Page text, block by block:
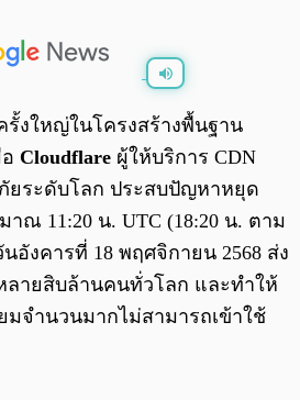
0:00
งใหญ่ในโครงสร้างพื้นฐาน
Cloudflare ผู้ให้บริการ CDN
ยระดับโลก ประสบปัญหาหยุด
าณ 11:20 น. UTC (18:20 น. ตาม
นอังคารที่ 18 พฤศจิกายน 2568 ส่ง
ลายสิบล้านคนทั่วโลก และทำให้
จำนวนมากไม่สามารถเข้าใช้